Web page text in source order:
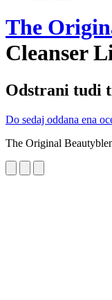
The
Cleanser
Odstrani tudi
Do sedaj oddana ena
The Original